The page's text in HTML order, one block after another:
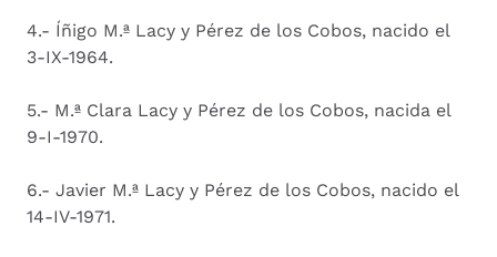
4.- Íñigo M.ª Lacy y Pérez de los Cobos, nacido el
3-IX-1964.
5.- M.ª Clara Lacy y Pérez de los Cobos, nacida el
9-I-1970.
6.- Javier M.ª Lacy y Pérez de los Cobos, nacido el
14-IV-1971.